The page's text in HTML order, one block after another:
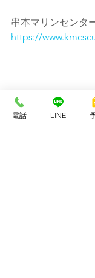
串本マリンセンタ
https://
電話 LINE